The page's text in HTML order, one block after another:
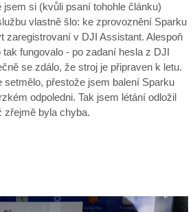
jsem si (kvůli psaní tohohle článku)
vlastně šlo: ke zprovoznění Sparku
zaregistrovaní v DJI Assistant. Alespoň
fungovalo - po zadaní hesla z DJI
se zdálo, že stroj je připraven k letu.
přestože jsem balení Sparku
odpoledni. Tak jsem létání odložil
zřejmě byla chyba.